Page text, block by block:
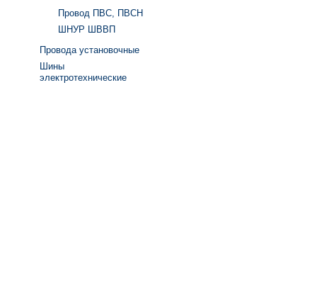
Провод ПВС, ПВСН
ШНУР ШВВП
Провода установочные
Шины
электротехнические